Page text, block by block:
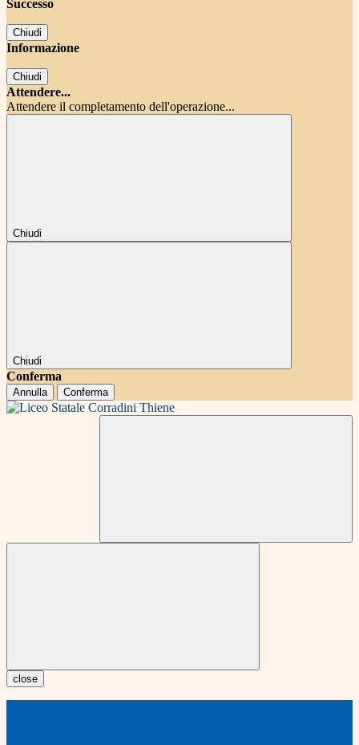
Successo
Chiudi
Informazione
Chiudi
Attendere...
Attendere il completamento dell'operazione...
Chiudi
Chiudi
Conferma
Annulla Conferma
close